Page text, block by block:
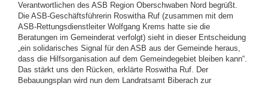
Verantwortlichen des ASB Region Oberschwaben Nord begrüßt.
Die ASB-Geschäftsführerin Roswitha Ruf (zusammen mit dem
ASB-Rettungsdienstleiter Wolfgang Krems hatte sie die
Beratungen im Gemeinderat verfolgt) sieht in dieser Entscheidung
„ein solidarisches Signal für den ASB aus der Gemeinde heraus,
dass die Hilfsorganisation auf dem Gemeindegebiet bleiben kann“.
Das stärkt uns den Rücken, erklärte Roswitha Ruf. Der
Bebauungsplan wird nun dem Landratsamt Biberach zur